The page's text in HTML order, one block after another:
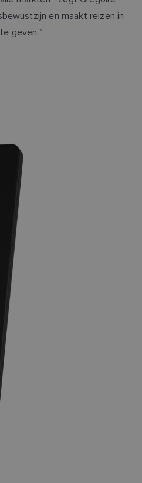
en maakt reizen in
geven."